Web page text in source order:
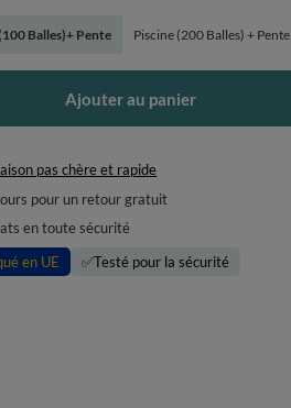
Balles)+ Pente Piscine (200 Balles) + Pente
Ajouter au panier
pas chère et rapide
pour un retour gratuit
en toute sécurité
en UE ✅Testé pour la sécurité